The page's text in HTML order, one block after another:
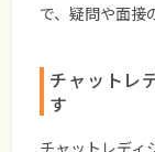
で、疑問や面接
チャットレ
す
チャットレディ